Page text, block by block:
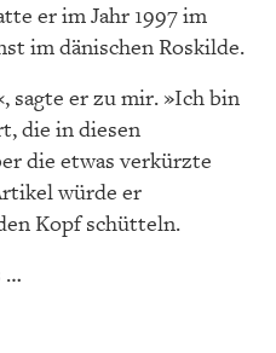
er im Jahr 1997 im
im dänischen Roskilde.
sagte er zu mir. »Ich bin
die in diesen
die etwas verkürzte
würde er
Kopf schütteln.
…